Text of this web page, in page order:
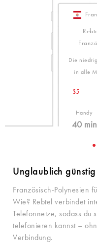
Die
in alle
$5
Handy
40 min
Unglaublich günstig
Französisch-Polynesien
Wie? Rebtel verbindet
Telefonnetze, sodass du
telefonieren kannst –
Verbindung.